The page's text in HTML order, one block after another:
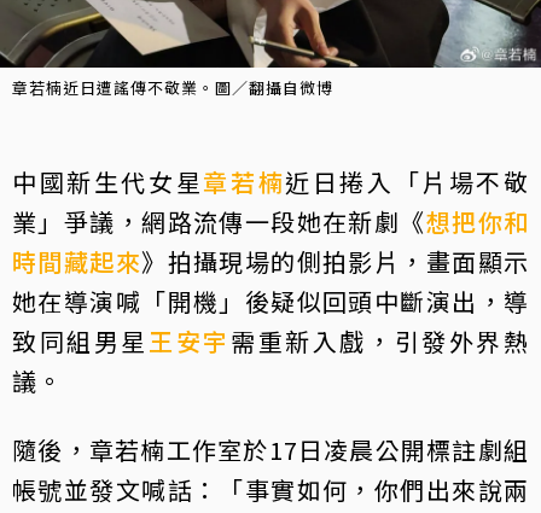
章若楠近日遭謠傳不敬業。圖／翻攝自微博
中國新生代女星章若楠近日捲入「片場不敬
業」爭議，網路流傳一段她在新劇《想把你和
時間藏起來》拍攝現場的側拍影片，畫面顯示
她在導演喊「開機」後疑似回頭中斷演出，導
致同組男星 王安宇 需重新入戲，引發外界熱
議。
隨後，章若楠工作室於17日凌晨公開標註劇組
帳號並發文喊話：「事實如何，你們出來說兩